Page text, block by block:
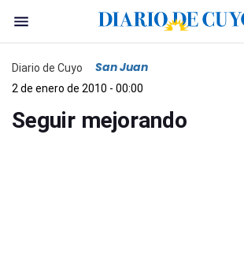
Diario de Cuyo San Juan
2 de enero de 2010 - 00:00
Seguir mejorando